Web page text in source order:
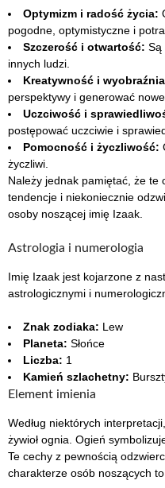
Optymizm i radość życia:
pogodne, optymistyczne i
Szczerość i otwartość: Są
innych ludzi.
Kreatywność i
perspektywy i generować nowe
Uczciwość i
postępować uczciwie i
Pomocność i życzliwość:
życzliwi.
Należy jednak pamiętać, że te
tendencje i niekoniecznie
osoby noszącej imię Izaak.
Astrologia i numerologia
Imię Izaak jest kojarzone z
astrologicznymi i
Znak zodiaka: Lew
Planeta: Słońce
Liczba: 1
Kamień szlachetny:
Element imienia
Według niektórych
żywioł ognia. Ogień
Te cechy z pewnością
charakterze osób noszących to